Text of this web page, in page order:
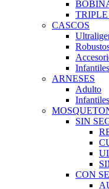
CASCOS
Infantiles
ARNESES
Adulto
Infantiles
SIN
CON